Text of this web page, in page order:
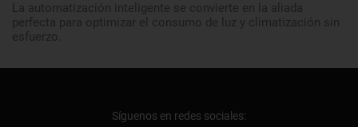
La automatización inteligente se convierte en la aliada
perfecta para optimizar el consumo de luz y climatización sin
esfuerzo.
Síguenos en redes sociales: